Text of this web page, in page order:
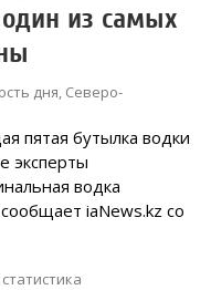
из самых
дня, Северо-
пятая бутылка водки
эксперты
водка
iaNews.kz со
статистика